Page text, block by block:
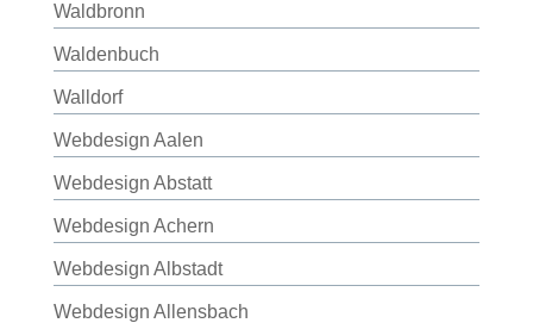
Waldbronn
Waldenbuch
Walldorf
Webdesign Aalen
Webdesign Abstatt
Webdesign Achern
Webdesign Albstadt
Webdesign Allensbach